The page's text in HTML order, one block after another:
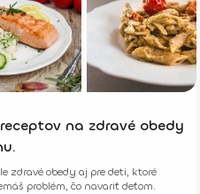
na zdravé obedy
zdravé obedy aj pre deti, ktoré
problém, čo navariť deťom.